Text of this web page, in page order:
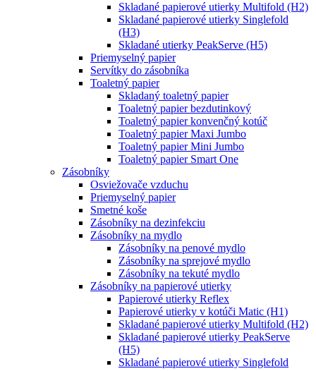
Skladané papierové utierky Multifold (H2)
Skladané papierové utierky Singlefold
(H3)
Skladané utierky PeakServe (H5)
Priemyselný papier
Servítky do zásobníka
Toaletný papier
Skladaný toaletný papier
Toaletný papier bezdutinkový
Toaletný papier konvenčný kotúč
Toaletný papier Maxi Jumbo
Toaletný papier Mini Jumbo
Toaletný papier Smart One
Zásobníky
Osviežovače vzduchu
Priemyselný papier
Smetné koše
Zásobníky na dezinfekciu
Zásobníky na mydlo
Zásobníky na penové mydlo
Zásobníky na sprejové mydlo
Zásobníky na tekuté mydlo
Zásobníky na papierové utierky
Papierové utierky Reflex
Papierové utierky v kotúči Matic (H1)
Skladané papierové utierky Multifold (H2)
Skladané papierové utierky PeakServe
(H5)
Skladané papierové utierky Singlefold